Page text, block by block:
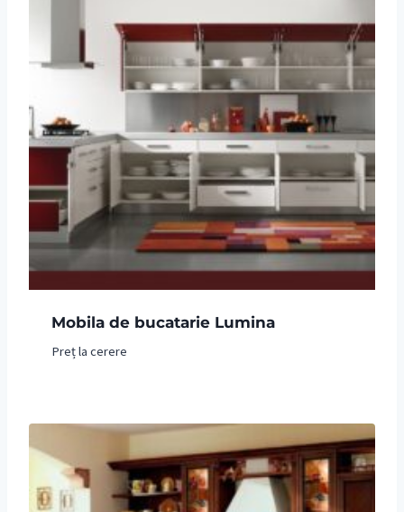
Mobila de bucatarie Lumina
Preț la cerere